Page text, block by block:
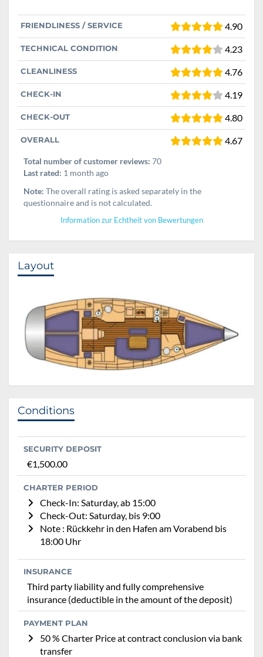
FRIENDLINESS / SERVICE 4.90
TECHNICAL CONDITION 4.23
CLEANLINESS 4.76
CHECK-IN 4.19
CHECK-OUT 4.80
OVERALL 4.67
Total number of customer reviews: 70
Last rated: 1 month ago
Note: The overall rating is asked separately in the
questionnaire and is not calculated.
Information zur Echtheit von Bewertungen
Layout
Conditions
SECURITY DEPOSIT
€1,500.00
CHARTER PERIOD
Check-In: Saturday, ab 15:00
Check-Out: Saturday, bis 9:00
Note : Rückkehr in den Hafen am Vorabend bis
18:00 Uhr
INSURANCE
Third party liability and fully comprehensive
insurance (deductible in the amount of the deposit)
PAYMENT PLAN
50 % Charter Price at contract conclusion via bank
transfer